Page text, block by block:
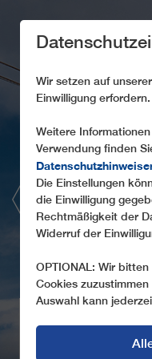
Wir setzen auf
Einwilligung erfordern.
Weitere
Verwendung finden
Die Einstellungen
die Einwilligung
Rechtmäßigkeit der
Widerruf der
OPTIONAL: Wir
Cookies
Auswahl kann